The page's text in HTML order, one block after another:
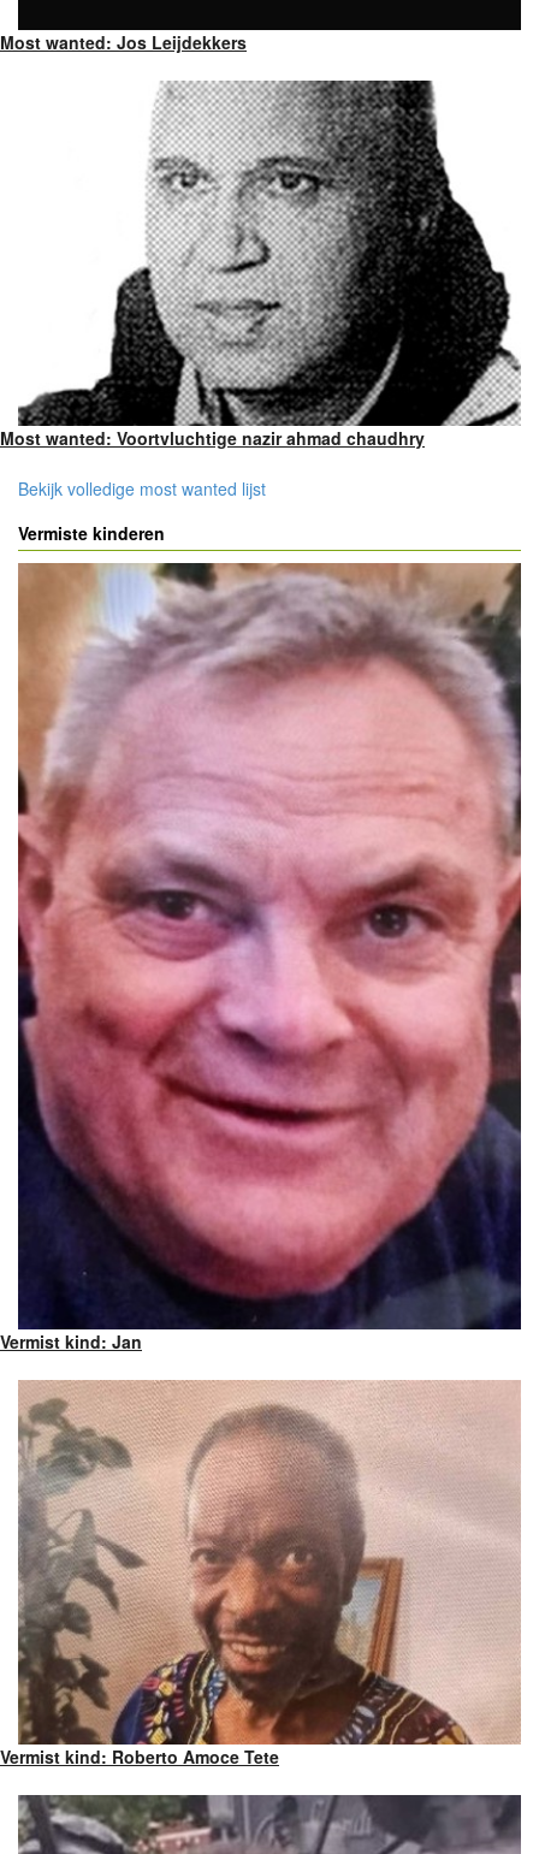
Most wanted: Jos Leijdekkers
Most wanted: Voortvluchtige nazir ahmad chaudhry
Bekijk volledige most wanted lijst
Vermiste kinderen
Vermist kind: Jan
Vermist kind: Roberto Amoce Tete